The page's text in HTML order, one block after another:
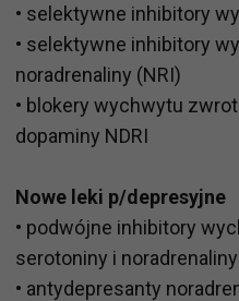
• selektywne inhibitory
• selektywne inhibitory
noradrenaliny (NRI)
• blokery wychwytu
dopaminy NDRI
Nowe leki p/depresyjne
• podwójne inhibitory
serotoniny i
• antydepresanty